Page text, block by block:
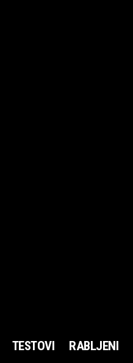
TESTOVI RABLJENI